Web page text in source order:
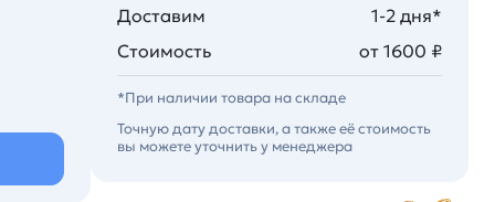
Доставим
1-2 дня*
Стоимость
от 1600 ₽
*При наличии товара на складе
Точную дату доставки, а также её стоимость
вы можете уточнить у менеджера